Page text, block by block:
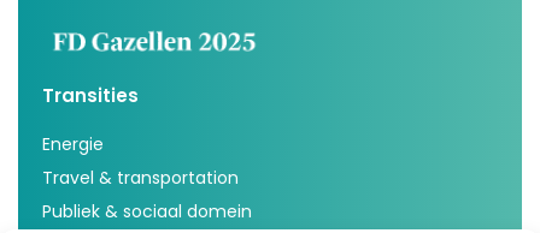
Transities
Energie
Travel & transportation
Publiek & sociaal domein